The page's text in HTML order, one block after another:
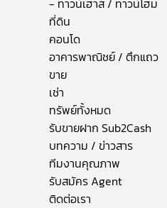
- ทาวน์เฮาส์ / ทาวน์โฮม
ที่ดิน
คอนโด
อาคารพาณิชย์ / ตึกแถว
ขาย
เช่า
ทรัพย์ทั้งหมด
รับขายฝาก Sub2Cash
บทความ / ข่าวสาร
ทีมงานคุณภาพ
รับสมัคร Agent
ติดต่อเรา